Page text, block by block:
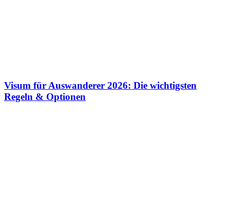
Visum für Auswanderer 2026: Die wichtigsten
Regeln & Optionen